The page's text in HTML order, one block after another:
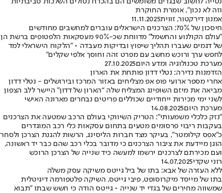
וזה לא נכון", אומרת החוקרת
אמנון דירקטור, זווית11.11.2025
חיסכון של 70%: הצרכנים הישראלים עוברים למחשבים מחודשים
"עולם הקולנוע והחשמל" מדווחת שכ-90% מעסקאות הלפטופים ברשת הן
של דגמים שעברו תהליך שיפוץ ובדיקות מעבדה • "הלקוח הישראלי למד
לחפש ערך ורוכש מחשב עם מפרט זהה וחוסך אלפי שקלים"
מערכת טכנולוגיה ומדע היום27.10.2025
הזדמנות נדירה: נטלי דדון פותחת את הארון
אחרי מספר ארועי פופ אפ מצליחים באזור המרכז ובירושלים - נטלי דדון
מביאה את מיזם השופינג המצליח שלה “הארון של דדון” היישר ללב הצפון
לשני ימי מכירות ייחודיים שכוללים פריטים נבחרים מארונה האישי
מערכת היום14.08.2025
"נזק כלכלי משמעותי": הטריק השיווקי בעולם הרכב שמטעה את הצרכנים
בעקבות ריבוי פרסומים מטעים בתחום עסקאות כלי רכב המוגדרים
כ"אפס קילומטר", בעיקר מצד חברות הליסינג, הרשות להגנת הצרכן ולסחר
הוגן מיידעת את ציבור הצרכנים כי מדובר בכלי רכב שהם כבר יד ראשונה,
ועם מכירתם לצרכנים ירשמו למעשה כיד שנייה של הצרכן הרוכש
רוני שקדי14.07.2025
ללא העזרה של אבא: בתו של ביל גייטס משיקה עסק משלה
בתו של מייסד מיקרוסופט, פיבי גייטס, השיקה פלטפורמה דיגיטלית
שמשווה מחירים של בגדי יד שנייה • גייטס הודה כי חשש שבתו "תבוא